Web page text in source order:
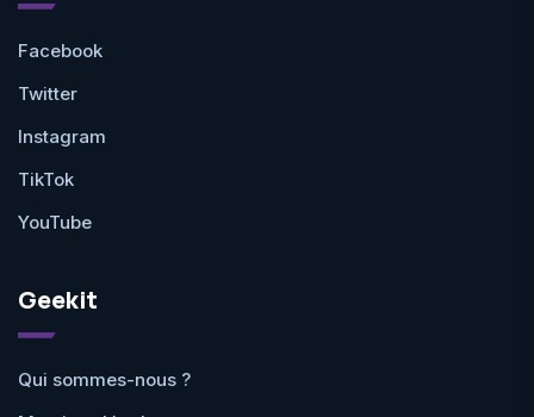
Facebook
Twitter
Instagram
TikTok
YouTube
Geekit
Qui sommes-nous ?